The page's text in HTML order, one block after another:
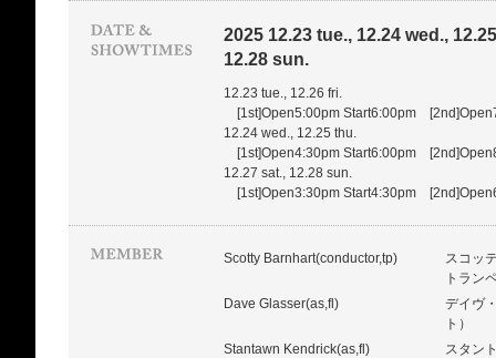
2025 12.23 tue., 12.24 wed.,
12.28 sun.
12.23 tue., 12.26 fri.
[1st]Open5:00pm Start6:00pm
12.24 wed., 12.25 thu.
[1st]Open4:30pm Start6:00pm
12.27 sat., 12.28 sun.
[1st]Open3:30pm Start4:30pm
Scotty Barnhart(conductor,tp)
スコッ
トラン
Dave Glasser(as,fl)
デイヴ
ト）
Stantawn Kendrick(as,fl)
スタン